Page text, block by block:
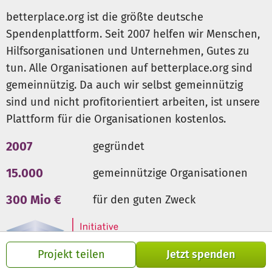
Projekt teilen Jetzt spenden
Jahr anbieten werden.
betterplace.org ist die größte deutsche
Spendenplattform. Seit 2007 helfen wir Menschen,
Hilfsorganisationen und Unternehmen, Gutes zu
tun. Alle Organisationen auf betterplace.org sind
gemeinnützig. Da auch wir selbst gemeinnützig
sind und nicht profitorientiert arbeiten, ist unsere
Plattform für die Organisationen kostenlos.
2007 gegründet
15.000 gemeinnützige Organisationen
300 Mio € für den guten Zweck